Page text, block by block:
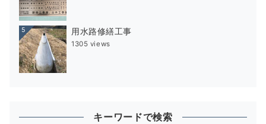
5 用水路修繕工事
1305 views
キーワードで検索